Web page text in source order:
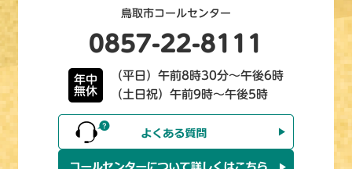
鳥取市コールセンター
0857-22-8111
年中
無休
（平日）午前8時30分～午後6時
（土日祝）午前9時～午後5時